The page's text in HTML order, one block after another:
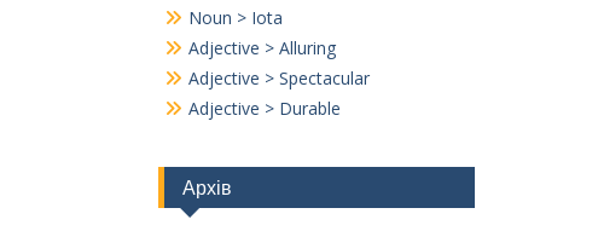
Noun > Iota
Adjective > Alluring
Adjective > Spectacular
Adjective > Durable
Архів